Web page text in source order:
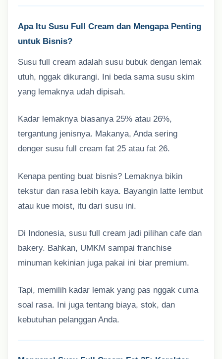
Apa Itu Susu Full Cream dan Mengapa Penting
untuk Bisnis?
Susu full cream adalah susu bubuk dengan lemak
utuh, nggak dikurangi. Ini beda sama susu skim
yang lemaknya udah dipisah.
Kadar lemaknya biasanya 25% atau 26%,
tergantung jenisnya. Makanya, Anda sering
denger susu full cream fat 25 atau fat 26.
Kenapa penting buat bisnis? Lemaknya bikin
tekstur dan rasa lebih kaya. Bayangin latte lembut
atau kue moist, itu dari susu ini.
Di Indonesia, susu full cream jadi pilihan cafe dan
bakery. Bahkan, UMKM sampai franchise
minuman kekinian juga pakai ini biar premium.
Tapi, memilih kadar lemak yang pas nggak cuma
soal rasa. Ini juga tentang biaya, stok, dan
kebutuhan pelanggan Anda.